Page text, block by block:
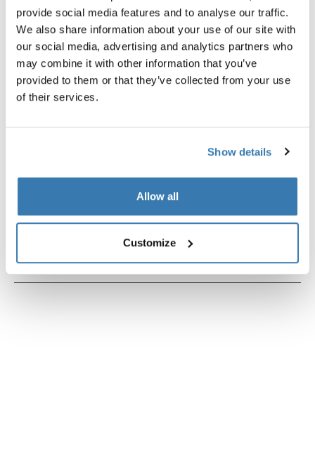
provide social media features and to analyse our traffic.
We also share information about your use of our site with
our social media, advertising and analytics partners who
may combine it with other information that you’ve
provided to them or that they’ve collected from your use
of their services.
Show details
Allow all
Customize
fijación de smartphone para bicicleta
negro
clip para arnés negro
Toggle features
Todas las características
Toggle techspec
Especificaciones técnicas
Toggle guides and instructions
Instrucciones